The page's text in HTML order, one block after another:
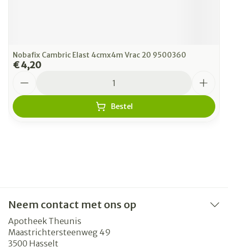
Nobafix Cambric Elast 4cmx4m Vrac 20 9500360
€ 4,20
Bestel
Neem contact met ons op
Apotheek Theunis
Maastrichtersteenweg 49
3500 Hasselt